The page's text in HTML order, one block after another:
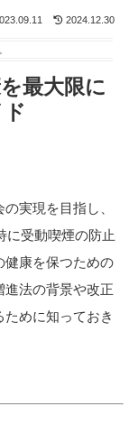
2024.12.30
最大限に
実現を目指し、
に受動喫煙の防止
健康を保つための
法の背景や改正
めに知っておき